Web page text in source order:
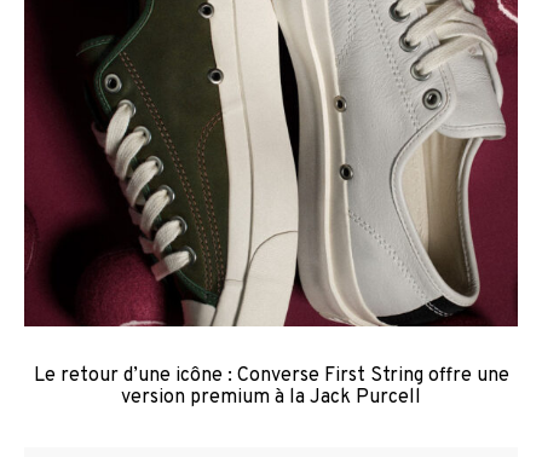
Le retour d’une icône : Converse First String offre une
version premium à la Jack Purcell